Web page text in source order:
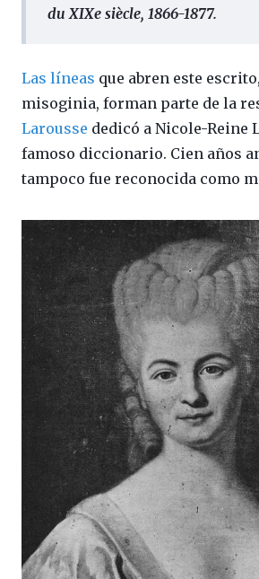
du XIXe siècle, 1866-1877.
Las líneas que abren este
misoginia, forman parte de la
Larousse dedicó a Nicole-Reine
famoso diccionario. Cien años
tampoco fue reconocida como